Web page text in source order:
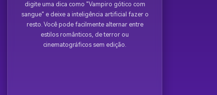
digite uma dica como "Vampiro gótico com
sangue" e deixe a inteligência artificial fazer o
resto. Você pode facilmente alternar entre
estilos românticos, de terror ou
cinematográficos sem edição.